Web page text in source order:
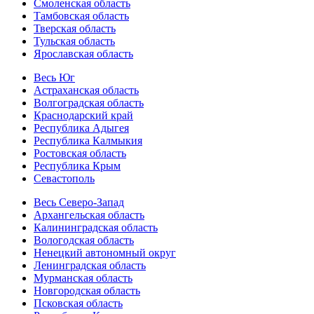
Смоленская область
Тамбовская область
Тверская область
Тульская область
Ярославская область
Весь Юг
Астраханская область
Волгоградская область
Краснодарский край
Республика Адыгея
Республика Калмыкия
Ростовская область
Республика Крым
Севастополь
Весь Северо-Запад
Архангельская область
Калининградская область
Вологодская область
Ненецкий автономный округ
Ленинградская область
Мурманская область
Новгородская область
Псковская область